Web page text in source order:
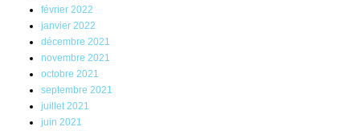
février 2022
janvier 2022
décembre 2021
novembre 2021
octobre 2021
septembre 2021
juillet 2021
juin 2021